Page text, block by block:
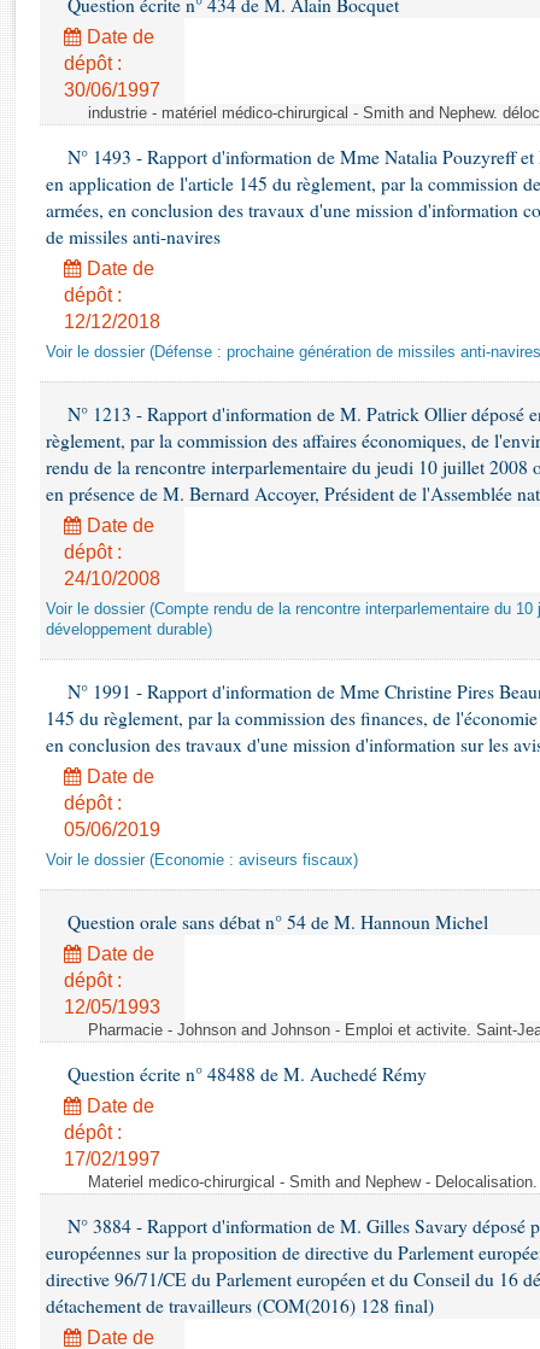
Rapports d'enquête
Rapports législatifs
Rapports sur l'application des lois
Baromètre de l’application des lois
Dossiers législatifs
Budget et sécurité sociale
Questions écrites et orales
Question écrite n° 434 de M. Alain Bocquet
Date de
dépôt :
30/06/1997
industrie - matériel médico-chirurgical - Smith and Nephew.
N° 1493 - Rapport d'information de Mme Natalia Pouzyreff
en application de l'article 145 du règlement, par la commission
armées, en conclusion des travaux d'une mission d'information
de missiles anti-navires
Date de
dépôt :
12/12/2018
Voir le dossier (Défense : prochaine génération de missiles anti-
N° 1213 - Rapport d'information de M. Patrick Ollier déposé
règlement, par la commission des affaires économiques, de
rendu de la rencontre interparlementaire du jeudi 10 juillet 2008
en présence de M. Bernard Accoyer, Président de l'Assemblée
Date de
dépôt :
24/10/2008
Voir le dossier (Compte rendu de la rencontre interparlementaire du
développement durable)
N° 1991 - Rapport d'information de Mme Christine Pires
145 du règlement, par la commission des finances, de
en conclusion des travaux d'une mission d'information sur les
Date de
dépôt :
05/06/2019
Voir le dossier (Economie : aviseurs fiscaux)
Question orale sans débat n° 54 de M. Hannoun Michel
Date de
dépôt :
12/05/1993
Pharmacie - Johnson and Johnson - Emploi et activite. Saint-
Question écrite n° 48488 de M. Auchedé Rémy
Date de
dépôt :
17/02/1997
Materiel medico-chirurgical - Smith and Nephew -
N° 3884 - Rapport d'information de M. Gilles Savary déposé
européennes sur la proposition de directive du Parlement
directive 96/71/CE du Parlement européen et du Conseil du 16
détachement de travailleurs (COM(2016) 128 final)
Date de